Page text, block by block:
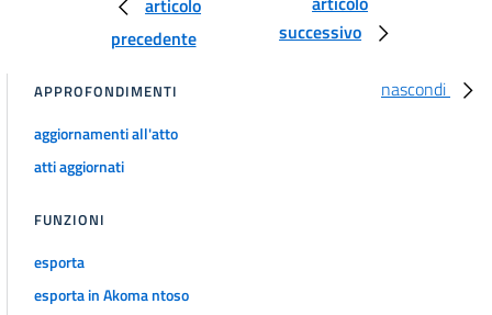
articolo
precedente
successivo
nascondi
APPROFONDIMENTI
aggiornamenti all'atto
atti aggiornati
FUNZIONI
esporta
esporta in Akoma ntoso